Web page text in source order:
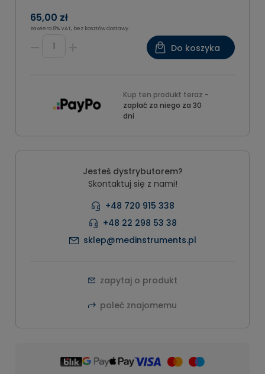
65,00 zł
zawiera 8% VAT, bez kosztów dostawy
Do koszyka
Kup ten produkt teraz -
zapłać za niego za 30
dni
Jesteś dystrybutorem?
Skontaktuj się z nami!
+48 720 915 338
+48 22 298 53 38
sklep@medinstruments.pl
zapytaj o produkt
poleć znajomemu